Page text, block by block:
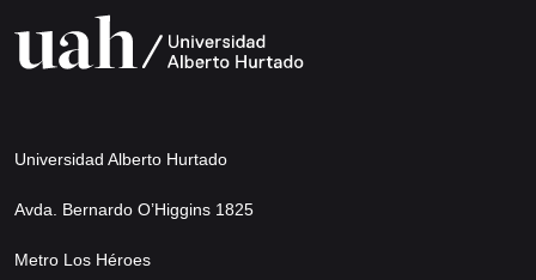
Universidad Alberto Hurtado
Avda. Bernardo O’Higgins 1825
Metro Los Héroes